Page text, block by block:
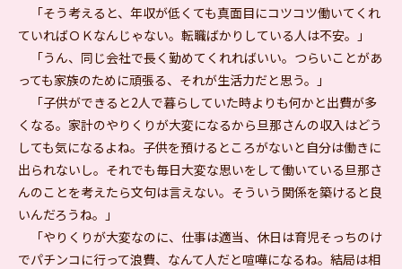
「そう考えると、年収が低くても真面目にコツコツ働いてくれ
ていればＯＫなんじゃない。転職ばかりしている人は不安。」
「うん、同じ会社で長く勤めてくれればいい。つらいことがあ
っても家族のために頑張る、それが生活力だと思う。」
「子供ができると2人で暮らしていた時よりも何かと出費が多
くなる。家計のやりくりが大変になるから旦那さんの収入はどう
しても気になるよね。子供を預けるところがないと自分は働きに
出られないし。それでも毎日大変な思いをして働いている旦那さ
んのことを考えたら文句は言えない。そういう関係を築けると良
いんだろうね。」
「やりくりが大変なのに、仕事は適当、休日は育児そっちのけ
でパチンコに行って浪費、なんて人だと喧嘩になるね。結局は相